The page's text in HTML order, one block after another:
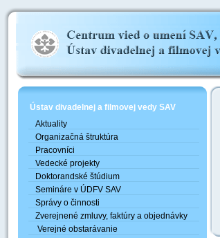
Ústav divadelnej a filmovej vedy SAV
Aktuality
Organizačná štruktúra
Pracovníci
Vedecké projekty
Doktorandské štúdium
Semináre v ÚDFV SAV
Správy o činnosti
Zverejnené zmluvy, faktúry a objednávky
Verejné obstarávanie